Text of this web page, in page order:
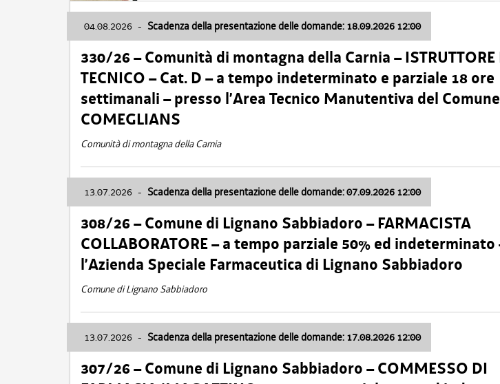
04.08.2026 - Scadenza della presentazione delle domande: 18.09.2026 12:00
330/26 – Comunità di montagna della Carnia – ISTRUTTORE
TECNICO – Cat. D – a tempo indeterminato e parziale 18 ore
settimanali – presso l’Area Tecnico Manutentiva del
COMEGLIANS
Comunità di montagna della Carnia
13.07.2026 - Scadenza della presentazione delle domande: 07.09.2026 12:00
308/26 – Comune di Lignano Sabbiadoro – FARMACISTA
COLLABORATORE – a tempo parziale 50% ed indeterminato
l’Azienda Speciale Farmaceutica di Lignano Sabbiadoro
Comune di Lignano Sabbiadoro
13.07.2026 - Scadenza della presentazione delle domande: 17.08.2026 12:00
307/26 – Comune di Lignano Sabbiadoro – COMMESSO DI